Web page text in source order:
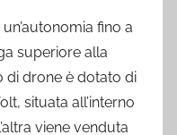
fino a
superiore alla
di drone è dotato di
situata all’interno
viene venduta